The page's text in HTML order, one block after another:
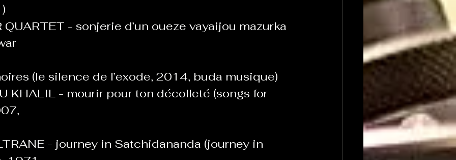
QUARTET - sonjerie d’un oueze vayaijou mazurka
(le silence de l’exode, 2014, buda musique)
KHALIL - mourir pour ton décolleté (songs for
- journey in Satchidananda (journey in